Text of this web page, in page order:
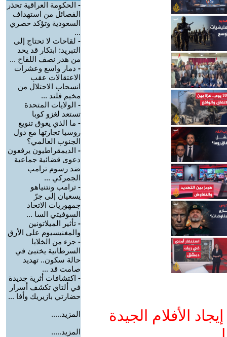
الأفلام الجيدة
- الحكومة العراقية تحذر
الفصائل من استهداف
السعودية وتؤكد حصري
...
- لقاحات لا تحتاج إلى
التبريد: ابتكار قد يحد
من هدر نصف اللقاح ...
- دمار واسع وعشرات
الاعتقالات عقب
انسحاب الاحتلال من
مخيم قلند ...
- الولايات المتحدة
تستعد لغزو كوبا
- ما الذي يعوق تنويع
روسيا تجارتها مع دول
الجنوب العالمي؟
- الديمقراطيون يرفعون
دعوى قضائية جماعية
ضد رسوم ترامب
الجمركي ...
- ترامب ونتنياهو
يسعيان إلى جرّ
جمهوريات الاتحاد
السوفيتي السا ...
- تأثير الميلاتونين
والمغنيسيوم على الأرق
- جزء من الخلايا
السرطانية يختبئ في
حالة سكون.. تهديد
صامت قد ...
- اكتشافات أثرية جديدة
في ألتاي تكشف أسرار
حضارتي بازيريك وأفا ...
المزيد.....
المزيد.....